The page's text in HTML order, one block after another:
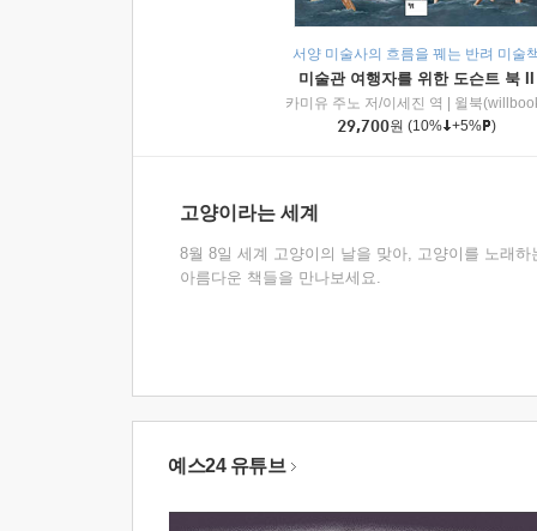
서양 미술사의 흐름을 꿰는 반려 미술
미술관 여행자를 위한 도슨트 북 II
카미유 주노 저/이세진 역
윌북
29,700원 (10% +5% )
고양이라는 세계
8월 8일 세계 고양이의 날을 맞아, 고양이를 노래하
아름다운 책들을 만나보세요.
예스24 유튜브